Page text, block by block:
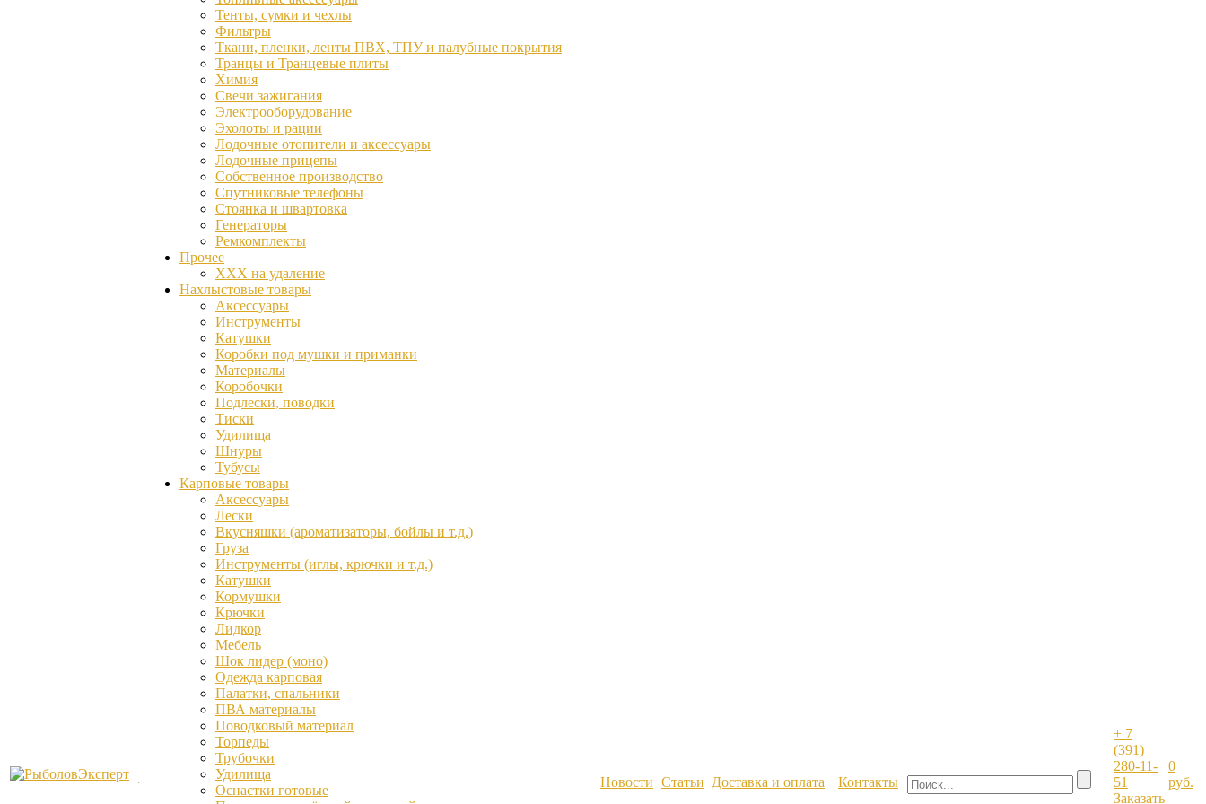
Тенты, сумки и чехлы
Фильтры
Ткани, пленки, ленты ПВХ, ТПУ и палубные покрытия
Транцы и Транцевые плиты
Химия
Свечи зажигания
Электрооборудование
Эхолоты и рации
Лодочные отопители и аксессуары
Лодочные прицепы
Собственное производство
Спутниковые телефоны
Стоянка и швартовка
Генераторы
Ремкомплекты
Прочее
ХХХ на удаление
Нахлыстовые товары
Аксессуары
Инструменты
Катушки
Коробки под мушки и приманки
Материалы
Коробочки
Подлески, поводки
Тиски
Удилища
Шнуры
Тубусы
Карповые товары
Аксессуары
Лески
Вкусняшки (ароматизаторы, бойлы и т.д.)
Груза
Инструменты (иглы, крючки и т.д.)
Катушки
Кормушки
Крючки
Лидкор
Мебель
Шок лидер (моно)
Одежда карповая
Палатки, спальники
ПВА материалы
Поводковый материал
Торпеды
Трубочки
Удилища
Оснастки готовые
Новости Статьи Доставка и оплата Контакты
+ 7
(391)
280-11-
51
Заказать
0
руб.